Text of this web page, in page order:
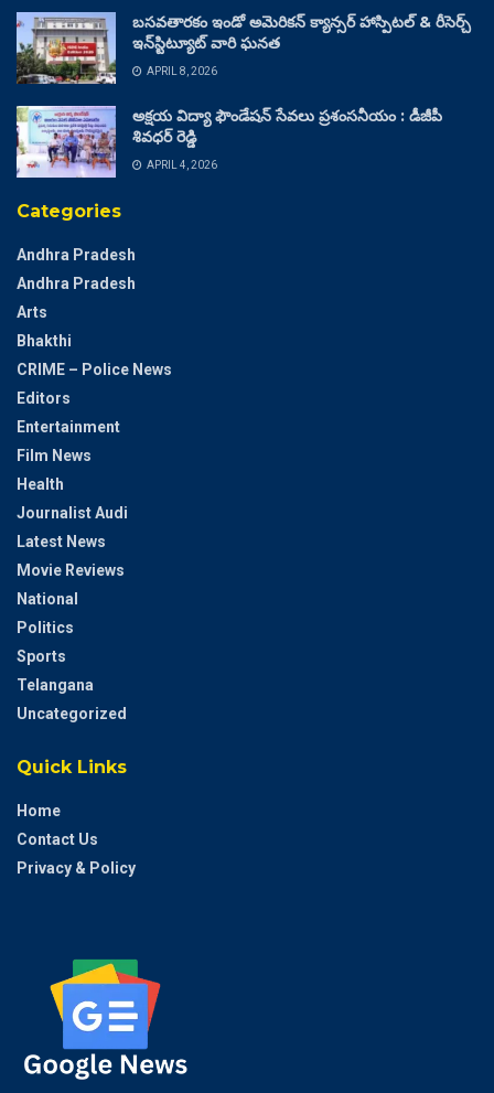
బసవతారకం ఇండో అమెరికన్ క్యాన్సర్ హాస్పిటల్ & రీసెర్చ్
ఇన్‌స్టిట్యూట్ వారి ఘనత
APRIL 8, 2026
అక్షయ విద్యా ఫౌండేషన్ సేవలు ప్రశంసనీయం : డీజీపీ
శివధర్ రెడ్డి
APRIL 4, 2026
Categories
Andhra Pradesh
Andhra Pradesh
Arts
Bhakthi
CRIME – Police News
Editors
Entertainment
Film News
Health
Journalist Audi
Latest News
Movie Reviews
National
Politics
Sports
Telangana
Uncategorized
Quick Links
Home
Contact Us
Privacy & Policy